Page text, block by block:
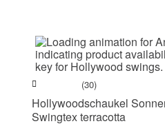
(30)
Hollywoodschaukel
Swingtex terracotta